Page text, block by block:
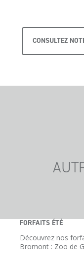
CONSULTEZ
FORFAITS ÉTÉ
Découvrez nos
Bromont : Zoo de